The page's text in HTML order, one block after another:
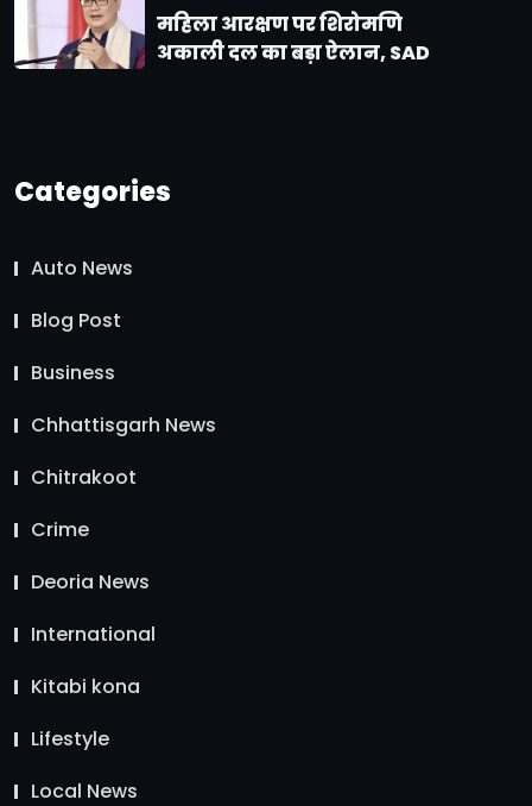
महिला आरक्षण पर शिरोमणि
अकाली दल का बड़ा ऐलान, SAD
Categories
Auto News
Blog Post
Business
Chhattisgarh News
Chitrakoot
Crime
Deoria News
International
Kitabi kona
Lifestyle
Local News